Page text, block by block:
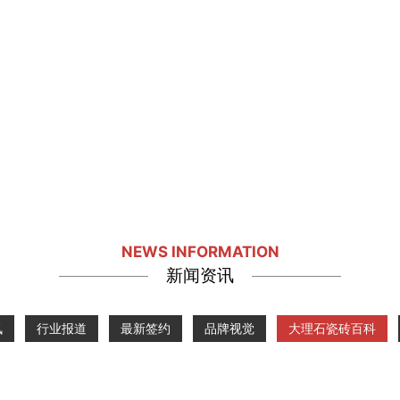
NEWS INFORMATION
新闻资讯
行业报道 最新签约 品牌视觉 大理石瓷砖百科